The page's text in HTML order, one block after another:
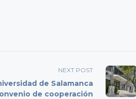
NEXT POST
de Salamanca
de cooperación